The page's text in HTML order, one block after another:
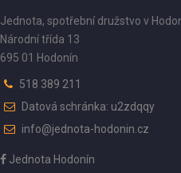
Jednota, spotřební družstvo v
Národní třída 13
695 01 Hodonín
518 389 211
Datová schránka: u2zdqqy
info@jednota-hodonin.cz
Jednota Hodonín